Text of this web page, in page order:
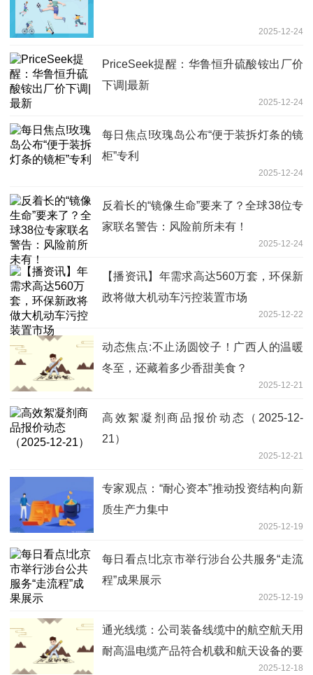
2025-12-24
PriceSeek提醒：华鲁恒升硫酸铵出厂价
下调|最新
2025-12-24
每日焦点!玫瑰岛公布“便于装拆灯条的镜
柜”专利
2025-12-24
反着长的“镜像生命”要来了？全球38位专
家联名警告：风险前所未有！
2025-12-24
【播资讯】年需求高达560万套，环保新
政将做大机动车污控装置市场
2025-12-22
动态焦点:不止汤圆饺子！广西人的温暖
冬至，还藏着多少香甜美食？
2025-12-21
高效絮凝剂商品报价动态（2025-12-
21）
2025-12-21
专家观点：“耐心资本”推动投资结构向新
质生产力集中
2025-12-19
每日看点!北京市举行涉台公共服务“走流
程”成果展示
2025-12-19
通光线缆：公司装备线缆中的航空航天用
耐高温电缆产品符合机载和航天设备的要
2025-12-18